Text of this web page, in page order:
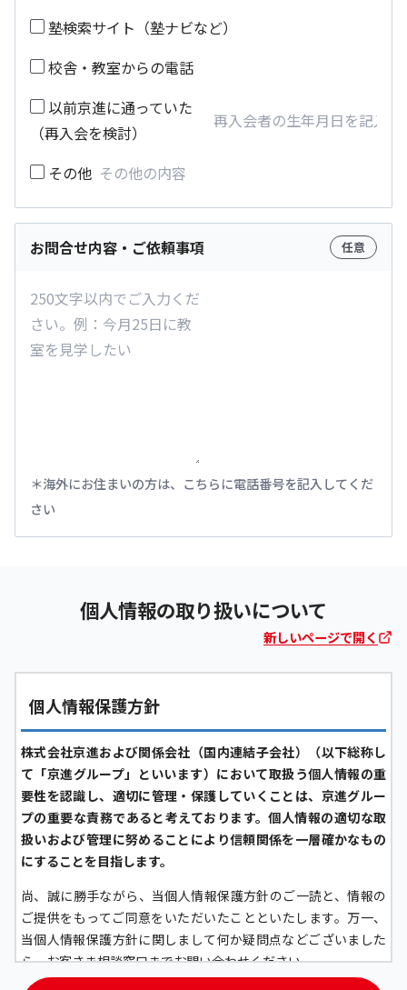
塾検索サイト（塾ナビなど）
校舎・教室からの電話
以前京進に通っていた
（再入会を検討）
その他
お問合せ内容・ご依頼事項 任意
海外にお住まいの方は、こちらに電話番号を記入してくだ
さい
個人情報の取り扱いについて
新しいページで開く
個人情報保護方針
株式会社京進および関係会社（国内連結子会社）（以下総称し
て「京進グループ」といいます）において取扱う個人情報の重
要性を認識し、適切に管理・保護していくことは、京進グルー
プの重要な責務であると考えております。個人情報の適切な取
扱いおよび管理に努めることにより信頼関係を一層確かなもの
にすることを目指します。
尚、誠に勝手ながら、当個人情報保護方針のご一読と、情報の
ご提供をもってご同意をいただいたことといたします。万一、
当個人情報保護方針に関しまして何か疑問点などございました
ら、お客さま相談窓口までお問い合わせください。